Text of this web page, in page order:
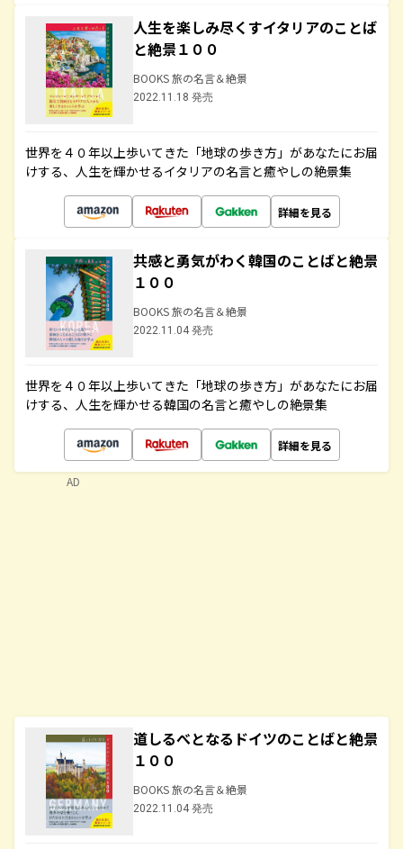
人生を楽しみ尽くすイタリアのことば
と絶景１００
BOOKS 旅の名言＆絶景
2022.11.18 発売
世界を４０年以上歩いてきた「地球の歩き方」があなたにお届
けする、人生を輝かせるイタリアの名言と癒やしの絶景集
詳細を見る
共感と勇気がわく韓国のことばと絶景
１００
BOOKS 旅の名言＆絶景
2022.11.04 発売
世界を４０年以上歩いてきた「地球の歩き方」があなたにお届
けする、人生を輝かせる韓国の名言と癒やしの絶景集
詳細を見る
道しるべとなるドイツのことばと絶景
１００
BOOKS 旅の名言＆絶景
2022.11.04 発売
AD